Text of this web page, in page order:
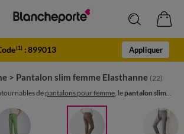
(1) :899013 Appliquer
> Pantalon slim femme Elasthanne (22)
de pantalons pour femme, le pantalon slim...